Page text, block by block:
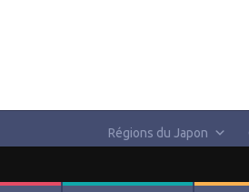
Régions du Japon